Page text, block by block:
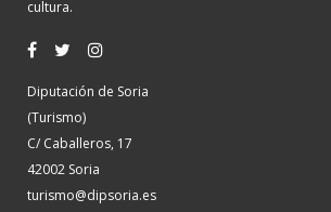
cultura.
Diputación de Soria
(Turismo)
C/ Caballeros, 17
42002 Soria
turismo@dipsoria.es